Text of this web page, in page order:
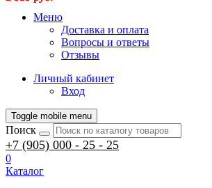
Меню
Доставка и оплата
Вопросы и ответы
Отзывы
Личный кабинет
Вход
Toggle mobile menu
Поиск
+7 (905) 000 - 25 - 25
0
Каталог